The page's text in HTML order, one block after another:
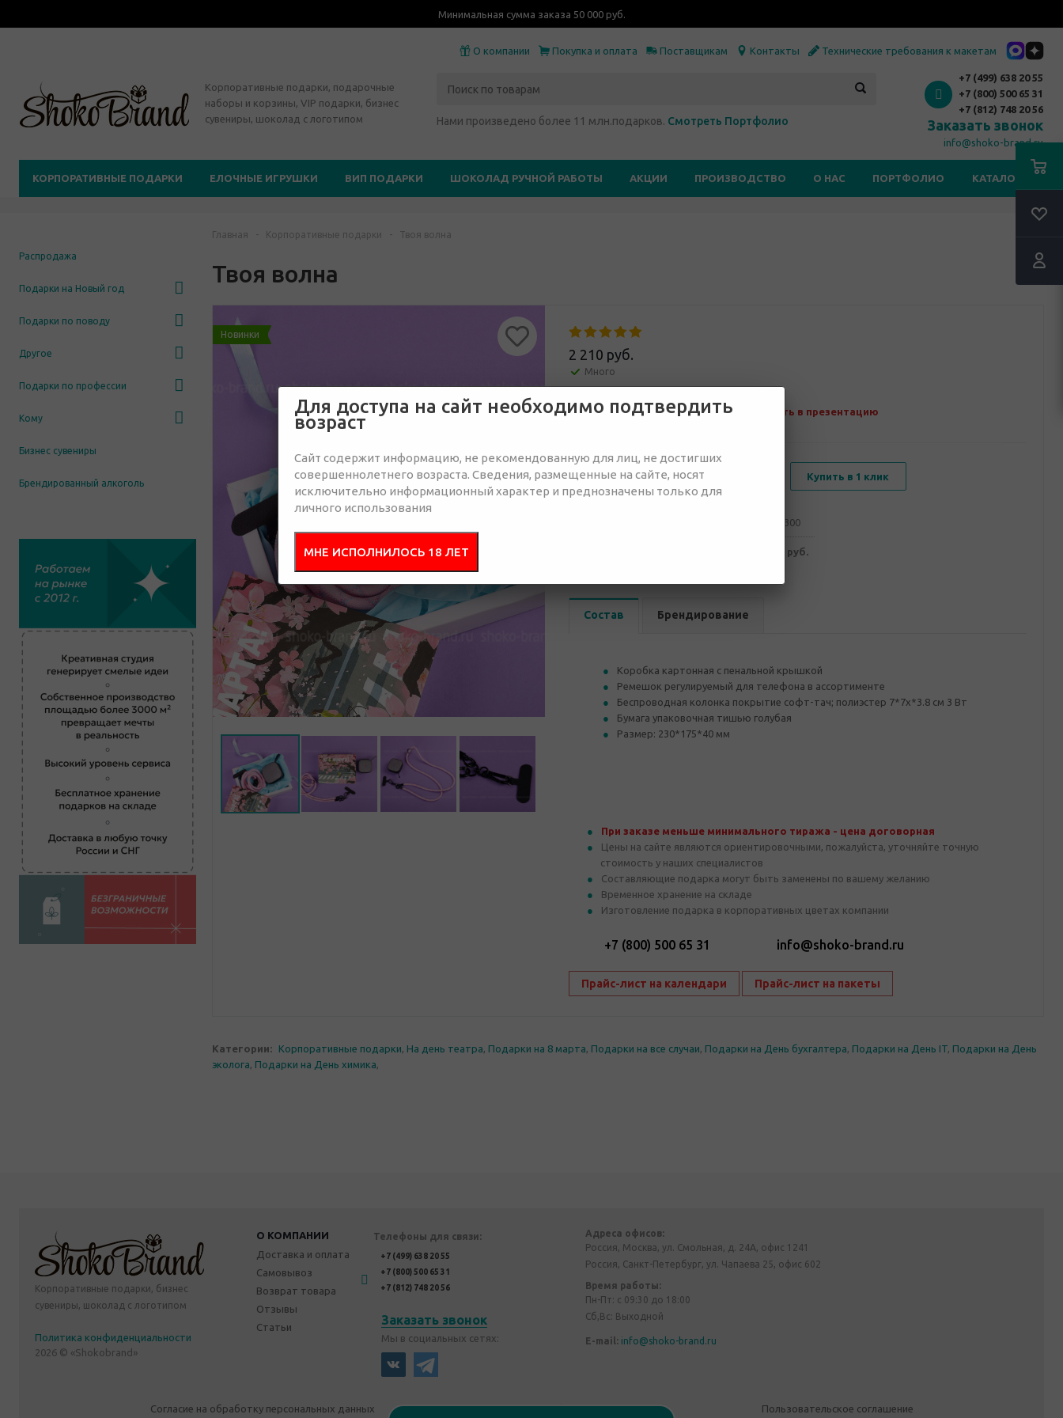
Минимальная сумма заказа 50 000 руб.
О компании Покупка и оплата Поставщикам Контакты Технические требования к макетам
Корпоративные подарки, подарочные
наборы и корзины, VIP подарки, бизнес
сувениры, шоколад с логотипом
Нами произведено более 11 млн.подарков. Смотреть Портфолио
+7 (499) 638 20 55
+7 (800) 500 65 31
+7 (812) 748 20 56
Заказать звонок
info@shoko-brand.ru
КОРПОРАТИВНЫЕ ПОДАРКИ ЕЛОЧНЫЕ ИГРУШКИ ВИП ПОДАРКИ ШОКОЛАД РУЧНОЙ РАБОТЫ АКЦИИ ПРОИЗВОДСТВО О НАС ПОРТФОЛИО КАТАЛОГИ
Распродажа
Подарки на Новый год
Подарки по поводу
Другое
Подарки по профессии
Кому
Бизнес сувениры
Брендированный алкоголь
Главная - Корпоративные подарки - Твоя волна
Твоя волна
Новинки
2 210 руб.
Много
Отправить запрос Добавить в презентацию
Купить в 1 клик
от 300
2 210 руб.
Состав Брендирование
Коробка картонная с пенальной крышкой
Ремешок регулируемый для телефона в ассортименте
Беспроводная колонка покрытие софт-тач; полиэстер 7*7х*3.8 см 3 Вт
Бумага упаковочная тишью голубая
Размер: 230*175*40 мм
При заказе меньше минимального тиража - цена договорная
Цены на сайте являются ориентировочными, пожалуйста, уточняйте точную
стоимость у наших специалистов
Составляющие подарка могут быть заменены по вашему желанию
Временное хранение на складе
Изготовление подарка в корпоративных цветах компании
+7 (800) 500 65 31 info@shoko-brand.ru
Прайс-лист на календари Прайс-лист на пакеты
Категории: Корпоративные подарки, На день театра, Подарки на 8 марта, Подарки на все случаи, Подарки на День бухгалтера, Подарки на День IT, Подарки на День
эколога, Подарки на День химика,
Корпоративные подарки, бизнес
сувениры, шоколад с логотипом
Политика конфиденциальности
2026 © «Shokobrand»
О КОМПАНИИ
Доставка и оплата
Самовывоз
Возврат товара
Отзывы
Статьи
Телефоны для связи:
+7 (499) 638 20 55
+7 (800) 500 65 31
+7 (812) 748 20 56
Заказать звонок
Мы в социальных сетях:
Адреса офисов:
Россия, Москва, ул. Смольная, д. 24А, офис 1241
Россия, Санкт-Петербург, ул. Чапаева 25, офис 602
Время работы:
Пн-Пт: с 09:30 до 18:00
Сб,Вс: Выходной
E-mail: info@shoko-brand.ru
Согласие на обработку персональных данных Политика конфиденциальности Пользовательское соглашение
Для доступа на сайт необходимо подтвердить
возраст
Сайт содержит информацию, не рекомендованную для лиц, не достигших
совершеннолетнего возраста. Сведения, размещенные на сайте, носят
исключительно информационный характер и преднозначены только для
личного использования
МНЕ ИСПОЛНИЛОСЬ 18 ЛЕТ